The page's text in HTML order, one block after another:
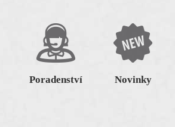
Poradenství Novinky